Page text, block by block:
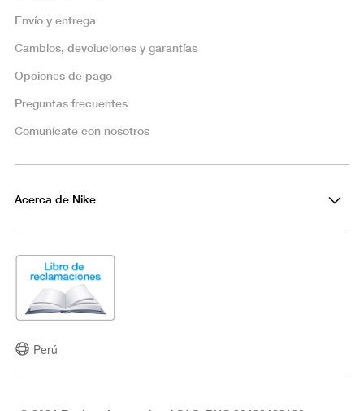
Envío y entrega
Cambios, devoluciones y garantías
Opciones de pago
Preguntas frecuentes
Comunícate con nosotros
Acerca de Nike
Perú